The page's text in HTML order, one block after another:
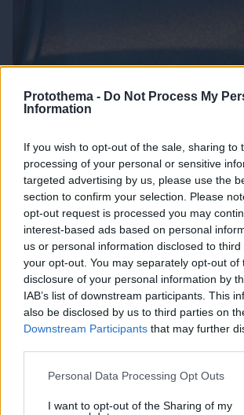
Protothema - Do Not Process My
Information
If you wish to opt-out of the sale, sharing to
processing of your personal or sensitive
targeted advertising by us, please use the
section to confirm your selection. Please
opt-out request is processed you may
interest-based ads based on personal
us or personal information disclosed to
your opt-out. You may separately opt-out of
disclosure of your personal information by
IAB’s list of downstream participants. This
also be disclosed by us to third parties on
Downstream Participants that may further
Please note that this website/app uses one
not limited to your visit or usage behaviour.
Personal Data Processing Opt Outs
I want to opt-out of the Sharing of my
Ποιο αυτοκίνητο βενζίνης έκανε
ανεφοδιασμό;
06.08.2026, 19:12